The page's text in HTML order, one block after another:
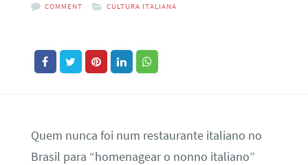
COMMENT
CULTURA ITALIANA
Quem nunca foi num restaurante italiano no
Brasil para “homenagear o nonno italiano”